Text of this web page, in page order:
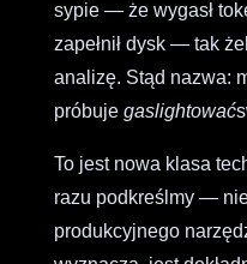
sypie — że wygasł
zapełnił dysk — tak
analizę. Stąd nazwa:
próbuje gaslightować
To jest nowa klasa
razu podkreślmy —
produkcyjnego